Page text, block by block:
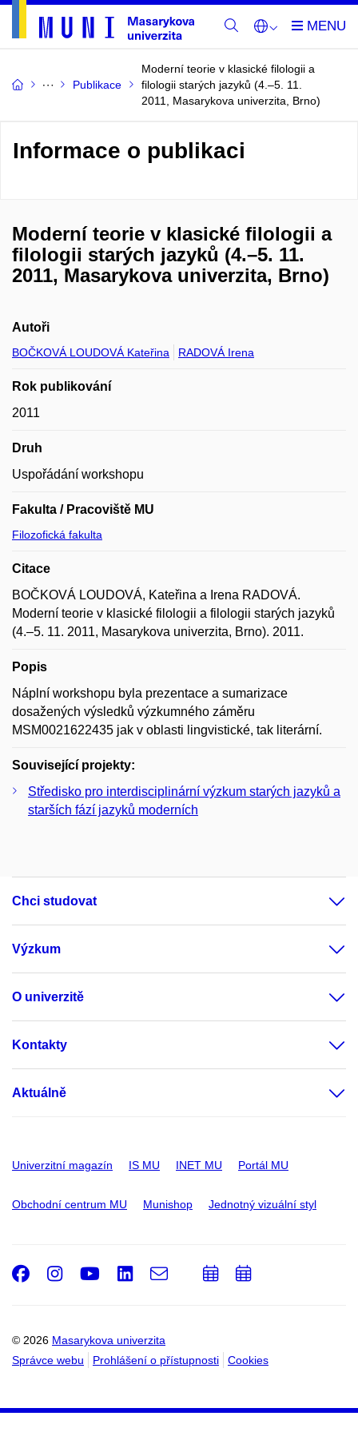
Publikace
Moderní teorie v klasické filologii a
filologii starých jazyků (4.–5. 11.
2011, Masarykova univerzita, Brno)
Informace o publikaci
Moderní teorie v klasické filologii a
filologii starých jazyků (4.–5. 11.
2011, Masarykova univerzita, Brno)
Autoři
BOČKOVÁ LOUDOVÁ Kateřina RADOVÁ Irena
Rok publikování
2011
Druh
Uspořádání workshopu
Fakulta / Pracoviště MU
Filozofická fakulta
Citace
BOČKOVÁ LOUDOVÁ, Kateřina a Irena RADOVÁ.
Moderní teorie v klasické filologii a filologii starých jazyků
(4.–5. 11. 2011, Masarykova univerzita, Brno). 2011.
Popis
Náplní workshopu byla prezentace a sumarizace
dosažených výsledků výzkumného záměru
MSM0021622435 jak v oblasti lingvistické, tak literární.
Související projekty:
Středisko pro interdisciplinární výzkum starých jazyků a
starších fází jazyků moderních
Chci studovat
Výzkum
O univerzitě
Kontakty
Aktuálně
Univerzitní magazín IS MU INET MU Portál MU
Obchodní centrum MU Munishop Jednotný vizuální styl
© 2026 Masarykova univerzita
Správce webu
Prohlášení o přístupnosti Cookies
Facebook
Instagram
Youtube
LinkedIn
e-
PřidatPřidat